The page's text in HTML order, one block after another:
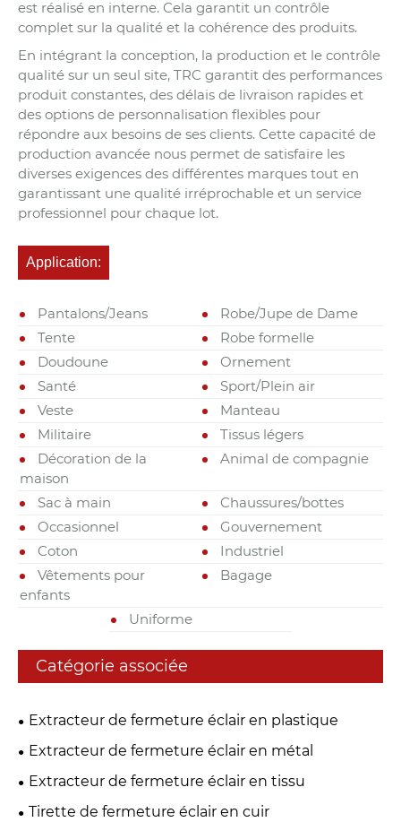
est réalisé en interne. Cela garantit un contrôle
complet sur la qualité et la cohérence des produits.
En intégrant la conception, la production et le contrôle
qualité sur un seul site, TRC garantit des performances
produit constantes, des délais de livraison rapides et
des options de personnalisation flexibles pour
répondre aux besoins de ses clients. Cette capacité de
production avancée nous permet de satisfaire les
diverses exigences des différentes marques tout en
garantissant une qualité irréprochable et un service
professionnel pour chaque lot.
Application:
Pantalons/Jeans
Robe/Jupe de Dame
Tente
Robe formelle
Doudoune
Ornement
Santé
Sport/Plein air
Veste
Manteau
Militaire
Tissus légers
Décoration de la
maison
Animal de compagnie
Sac à main
Chaussures/bottes
Occasionnel
Gouvernement
Coton
Industriel
Vêtements pour
enfants
Bagage
Uniforme
Catégorie associée
Extracteur de fermeture éclair en plastique
Extracteur de fermeture éclair en métal
Extracteur de fermeture éclair en tissu
Tirette de fermeture éclair en cuir